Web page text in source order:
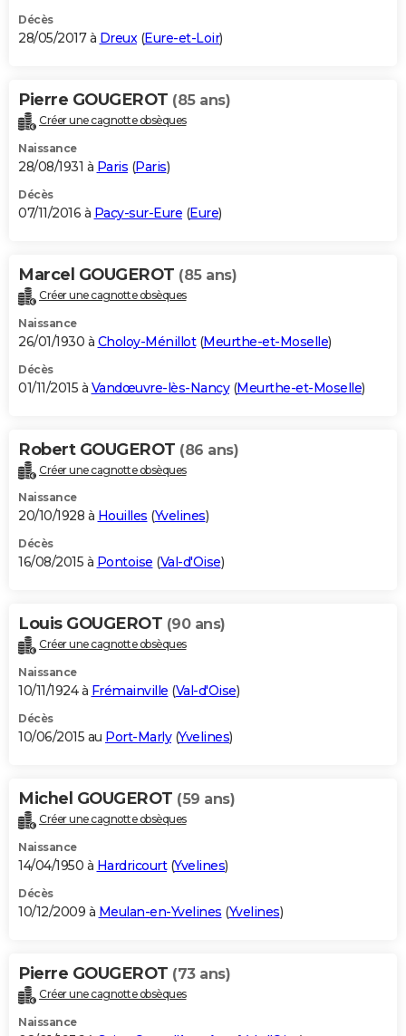
Décès
28/05/2017 à Dreux(Eure-et-Loir)
Pierre GOUGEROT (85 ans)
Créer une cagnotte obsèques
Naissance
28/08/1931 à Paris (Paris)
Décès
07/11/2016 à Pacy-sur-Eure (Eure)
Marcel GOUGEROT (85 ans)
Créer une cagnotte obsèques
Naissance
26/01/1930 à Choloy-Ménillot(Meurthe-et-Moselle)
Décès
01/11/2015 à Vandœuvre-lès-Nancy(Meurthe-et-Moselle)
Robert GOUGEROT (86 ans)
Créer une cagnotte obsèques
Naissance
20/10/1928 à Houilles (Yvelines)
Décès
16/08/2015 à Pontoise (Val-d'Oise)
Louis GOUGEROT (90 ans)
Créer une cagnotte obsèques
Naissance
10/11/1924 à Frémainville (Val-d'Oise)
Décès
10/06/2015 au Port-Marly(Yvelines)
Michel GOUGEROT (59 ans)
Créer une cagnotte obsèques
Naissance
14/04/1950 à Hardricourt(Yvelines)
Décès
10/12/2009 à Meulan-en-Yvelines (Yvelines)
Pierre GOUGEROT (73 ans)
Créer une cagnotte obsèques
Naissance